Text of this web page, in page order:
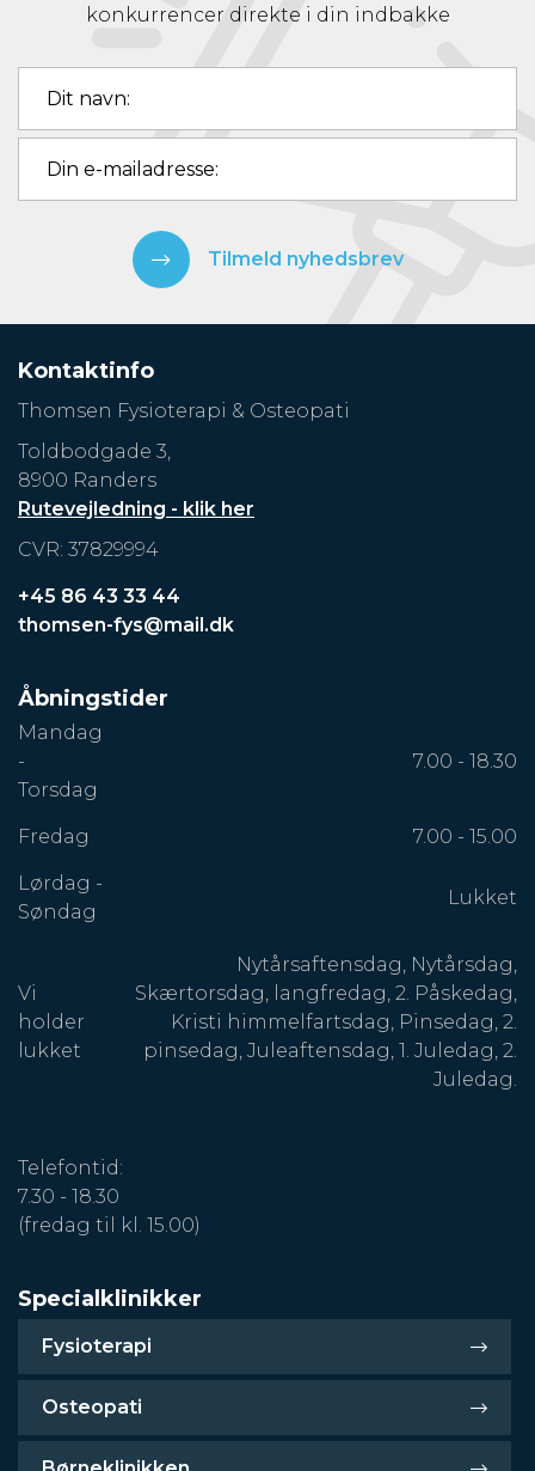
konkurrencer direkte i din indbakke
Tilmeld nyhedsbrev
Kontaktinfo
Thomsen Fysioterapi & Osteopati
Toldbodgade 3,
8900 Randers
Rutevejledning - klik her
CVR: 37829994
+45 86 43 33 44
thomsen-fys@mail.dk
Åbningstider
Mandag
-
Torsdag
7.00 - 18.30
Fredag 7.00 - 15.00
Lørdag -
Søndag
Lukket
Vi
holder
lukket
Nytårsaftensdag, Nytårsdag,
Skærtorsdag, langfredag, 2. Påskedag,
Kristi himmelfartsdag, Pinsedag, 2.
pinsedag, Juleaftensdag, 1. Juledag, 2.
Juledag.
Telefontid:
7.30 - 18.30
(fredag til kl. 15.00)
Specialklinikker
Fysioterapi
Osteopati